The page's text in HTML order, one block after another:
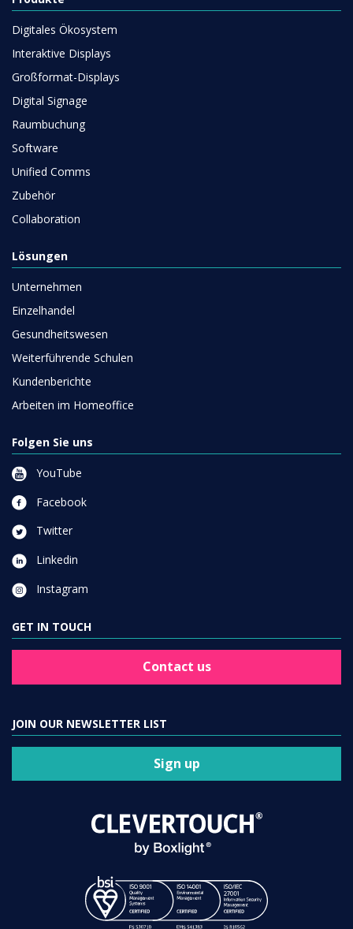
Digitales Ökosystem
Interaktive Displays
Großformat-Displays
Digital Signage
Raumbuchung
Software
Unified Comms
Zubehör
Collaboration
Lösungen
Unternehmen
Einzelhandel
Gesundheitswesen
Weiterführende Schulen
Kundenberichte
Arbeiten im Homeoffice
Folgen Sie uns
YouTube
Facebook
Twitter
Linkedin
Instagram
GET IN TOUCH
Contact us
JOIN OUR NEWSLETTER LIST
Sign up